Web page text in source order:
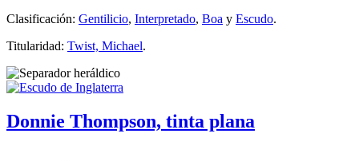
Clasificación: Gentilicio, Interpretado, Boa y Escudo.
Titularidad: Twist, Michael.
Donnie Thompson, tinta plana